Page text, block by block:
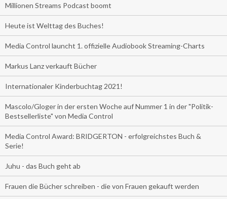
Millionen Streams Podcast boomt
Heute ist Welttag des Buches!
Media Control launcht 1. offizielle Audiobook Streaming-Charts
Markus Lanz verkauft Bücher
Internationaler Kinderbuchtag 2021!
Mascolo/Gloger in der ersten Woche auf Nummer 1 in der "Politik-
Bestsellerliste" von Media Control
Media Control Award: BRIDGERTON - erfolgreichstes Buch &
Serie!
Juhu - das Buch geht ab
Frauen die Bücher schreiben - die von Frauen gekauft werden